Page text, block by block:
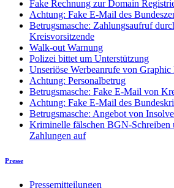
Fake Rechnung zur Domain
Achtung: Fake E-Mail des
Betrugsmasche: Zahlungsaufruf
Kreisvorsitzende
Walk-out Warnung
Polizei bittet um Unterstützung
Unseriöse Werbeanrufe von
Achtung: Personalbetrug
Betrugsmasche: Fake E-Mail von
Achtung: Fake E-Mail des
Betrugsmasche: Angebot von
Kriminelle fälschen BGN-Schreiben
Zahlungen auf
Presse
Pressemitteilungen